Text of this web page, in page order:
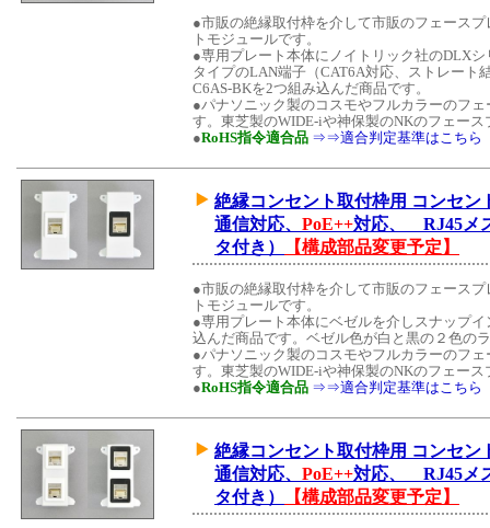
●市販の絶縁取付枠を介して市販のフェース
トモジュールです。
●専用プレート本体にノイトリック社のDLX
タイプのLAN端子（CAT6A対応、ストレート
C6AS-BKを2つ組み込んだ商品です。
●パナソニック製のコスモやフルカラーのフ
す。東芝製のWIDE-iや神保製のNKのフェー
●RoHS指令適合品 ⇒⇒適合判定基準はこちら
絶縁コンセント取付枠用 コンセ
通信対応、 PoE++対応、 RJ45メ
タ付き）
【構成部品変更予定】
●市販の絶縁取付枠を介して市販のフェース
トモジュールです。
●専用プレート本体にベゼルを介しスナップ
込んだ商品です。ベゼル色が白と黒の２色の
●パナソニック製のコスモやフルカラーのフ
す。東芝製のWIDE-iや神保製のNKのフェー
●RoHS指令適合品 ⇒⇒適合判定基準はこちら
絶縁コンセント取付枠用 コンセ
通信対応、 PoE++対応、 RJ45メ
タ付き）
【構成部品変更予定】